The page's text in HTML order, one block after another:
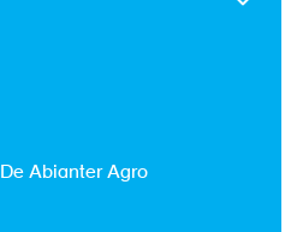
Abianter Agro